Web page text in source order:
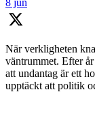
8 jun
När verkligheten
väntrummet. Efter
att undantag är ett
upptäckt att politik